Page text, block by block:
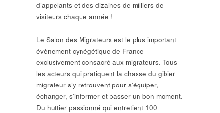
d’appelants et des dizaines de milliers de
visiteurs chaque année !
Le Salon des Migrateurs est le plus important
évènement cynégétique de France
exclusivement consacré aux migrateurs. Tous
les acteurs qui pratiquent la chasse du gibier
migrateur s’y retrouvent pour s’équiper,
échanger, s’informer et passer un bon moment.
Du huttier passionné qui entretient 100